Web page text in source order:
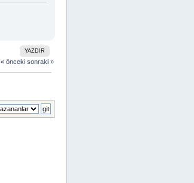
YAZDIR
« önceki sonraki »